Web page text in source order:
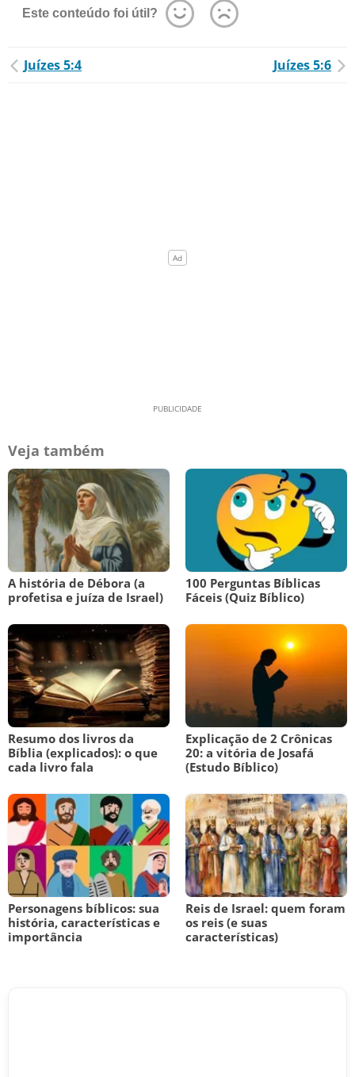
Este conteúdo foi útil?
Juízes 5:4 Juízes 5:6
Veja também
A história de Débora (a
profetisa e juíza de Israel)
100 Perguntas Bíblicas
Fáceis (Quiz Bíblico)
Resumo dos livros da
Bíblia (explicados): o que
cada livro fala
Explicação de 2 Crônicas
20: a vitória de Josafá
(Estudo Bíblico)
Personagens bíblicos: sua
história, características e
importância
Reis de Israel: quem foram
os reis (e suas
características)